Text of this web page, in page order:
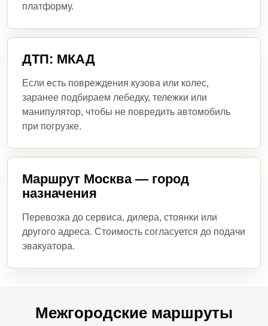
платформу.
ДТП: МКАД
Если есть повреждения кузова или колес,
заранее подбираем лебедку, тележки или
манипулятор, чтобы не повредить автомобиль
при погрузке.
Маршрут Москва — город
назначения
Перевозка до сервиса, дилера, стоянки или
другого адреса. Стоимость согласуется до подачи
эвакуатора.
Межгородские маршруты